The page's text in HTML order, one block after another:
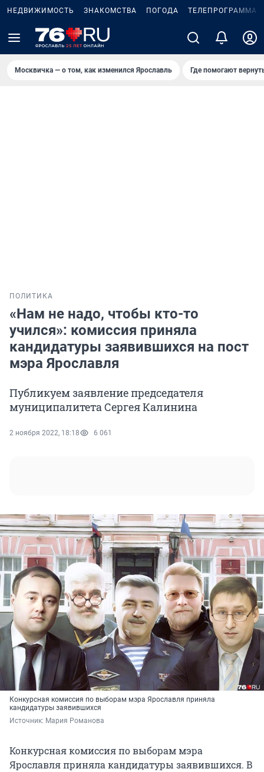
НЕДВИЖИМОСТЬ ЗНАКОМСТВА ПОГОДА ТЕЛЕПРОГРАММА
Москвичка — о том, как изменился Ярославль Где помогают
ПОЛИТИКА
«Нам не надо, чтобы кто-то
учился»: комиссия приняла
кандидатуры заявившихся на пост
мэра Ярославля
Публикуем заявление председателя
муниципалитета Сергея Калинина
2 ноября 2022, 18:18 6 061
Конкурсная комиссия по выборам мэра Ярославля приняла
кандидатуры заявившихся
Источник: Мария Романова
Конкурсная комиссия по выборам мэра
Ярославля приняла кандидатуры заявившихся. В